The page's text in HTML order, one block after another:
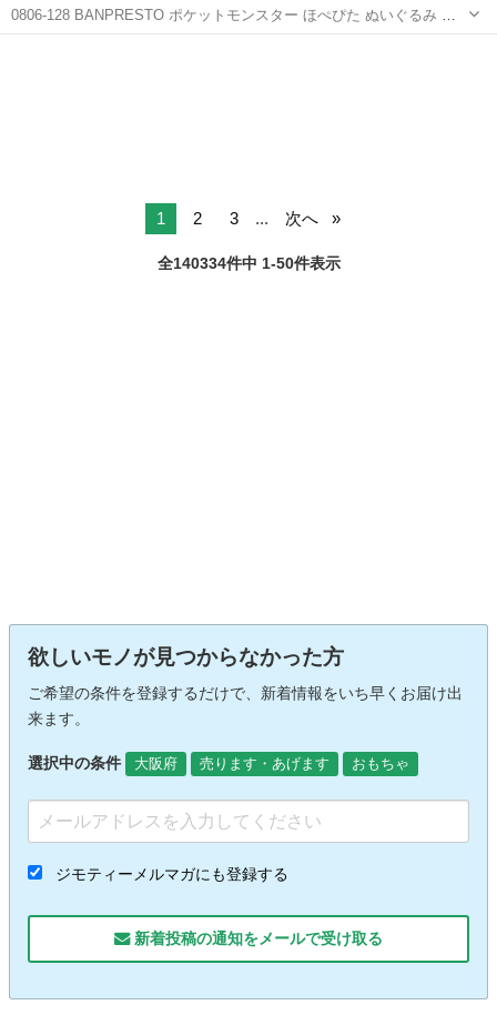
0806-128 BANPRESTO ポケットモンスター ほぺぴた ぬいぐるみ 〜
ゲンガー・ブラッキー・ジュペッタ・チョロネコ〜 【状態】 ・使用に
1 2 3 ... 次へ
全140334件中 1-50件表示
欲しいモノが見つからなかった方
ご希望の条件を登録するだけで、新着情報をいち早くお届け出
来ます。
選択中の条件 大阪府 売ります・あげます おもちゃ
ジモティーメルマガにも登録する
新着投稿の通知をメールで受け取る